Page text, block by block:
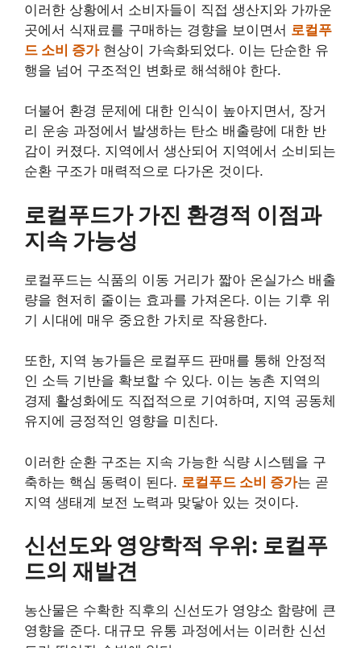
이러한 상황에서 소비자들이 직접 생산지와 가까운
곳에서 식재료를 구매하는 경향을 보이면서 로컬푸
드 소비 증가현상이 가속화되었다. 이는 단순한 유
행을 넘어 구조적인 변화로 해석해야 한다.
더불어 환경 문제에 대한 인식이 높아지면서, 장거
리 운송 과정에서 발생하는 탄소 배출량에 대한 반
감이 커졌다. 지역에서 생산되어 지역에서 소비되는
순환 구조가 매력적으로 다가온 것이다.
로컬푸드가 가진 환경적 이점과
지속 가능성
로컬푸드는 식품의 이동 거리가 짧아 온실가스 배출
량을 현저히 줄이는 효과를 가져온다. 이는 기후 위
기 시대에 매우 중요한 가치로 작용한다.
또한, 지역 농가들은 로컬푸드 판매를 통해 안정적
인 소득 기반을 확보할 수 있다. 이는 농촌 지역의
경제 활성화에도 직접적으로 기여하며, 지역 공동체
유지에 긍정적인 영향을 미친다.
이러한 순환 구조는 지속 가능한 식량 시스템을 구
축하는 핵심 동력이 된다. 로컬푸드 소비 증가는 곧
지역 생태계 보전 노력과 맞닿아 있는 것이다.
신선도와 영양학적 우위: 로컬푸
드의 재발견
농산물은 수확한 직후의 신선도가 영양소 함량에 큰
영향을 준다. 대규모 유통 과정에서는 이러한 신선